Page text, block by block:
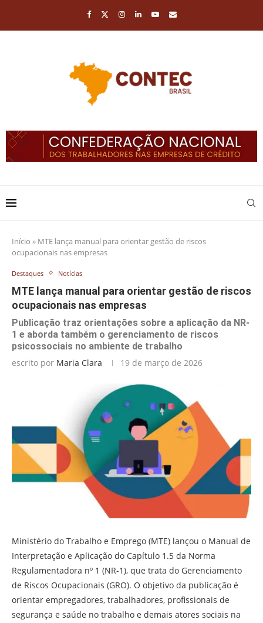
Início » MTE lança manual para orientar gestão de riscos
ocupacionais nas empresas
Destaques Notícias
MTE lança manual para orientar gestão de riscos
ocupacionais nas empresas
Publicação traz orientações sobre a aplicação da NR-
1 e aborda também o gerenciamento de riscos
psicossociais no ambiente de trabalho
escrito por Maria Clara 19 de março de 2026
Ministério do Trabalho e Emprego (MTE) lançou o Manual de
Interpretação e Aplicação do Capítulo 1.5 da Norma
Regulamentadora nº 1 (NR-1), que trata do Gerenciamento
de Riscos Ocupacionais (GRO). O objetivo da publicação é
orientar empregadores, trabalhadores, profissionais de
segurança e saúde no trabalho e demais atores sociais na